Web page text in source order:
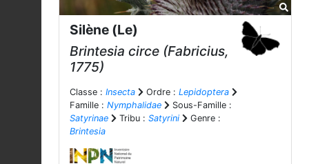
Silène (Le)
Brintesia circe (Fabricius,
1775)
Classe : Insecta Ordre : Lepidoptera
Famille : Nymphalidae
Sous-Famille :
Satyrinae
Tribu : Satyrini
Genre :
Brintesia